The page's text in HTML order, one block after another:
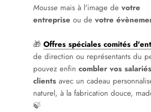
Mousse mais à l'image de votre
entreprise ou de votre
🎁 Offres spéciales comités
de direction ou représentants du
pouvez enfin combler vos
clients avec un cadeau
naturel, à la fabrication douce,
🍃